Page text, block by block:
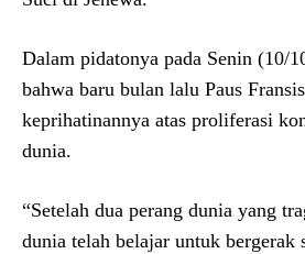
Dalam pidatonya pada Senin (10/
bahwa baru bulan lalu Paus
keprihatinannya atas proliferasi
dunia.
“Setelah dua perang dunia yang
dunia telah belajar untuk bergerak